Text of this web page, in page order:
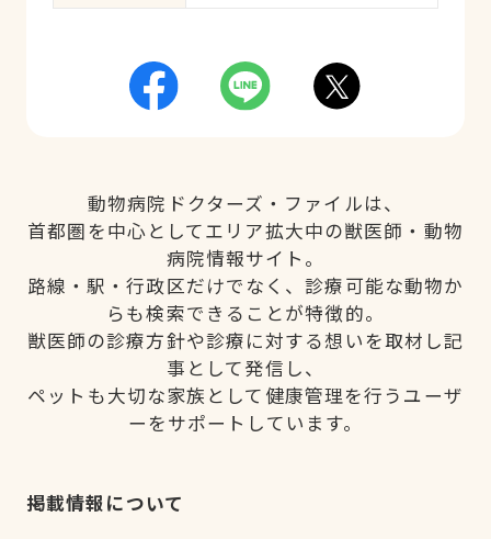
動物病院ドクターズ・ファイルは、
首都圏を中心としてエリア拡大中の獣医師・動物
病院情報サイト。
路線・駅・行政区だけでなく、診療可能な動物か
らも検索できることが特徴的。
獣医師の診療方針や診療に対する想いを取材し記
事として発信し、
ペットも大切な家族として健康管理を行うユーザ
ーをサポートしています。
掲載情報について